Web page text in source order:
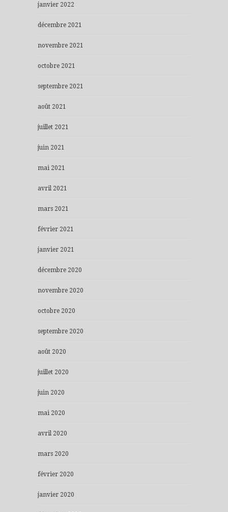
janvier 2022
décembre 2021
novembre 2021
octobre 2021
septembre 2021
août 2021
juillet 2021
juin 2021
mai 2021
avril 2021
mars 2021
février 2021
janvier 2021
décembre 2020
novembre 2020
octobre 2020
septembre 2020
août 2020
juillet 2020
juin 2020
mai 2020
avril 2020
mars 2020
février 2020
janvier 2020